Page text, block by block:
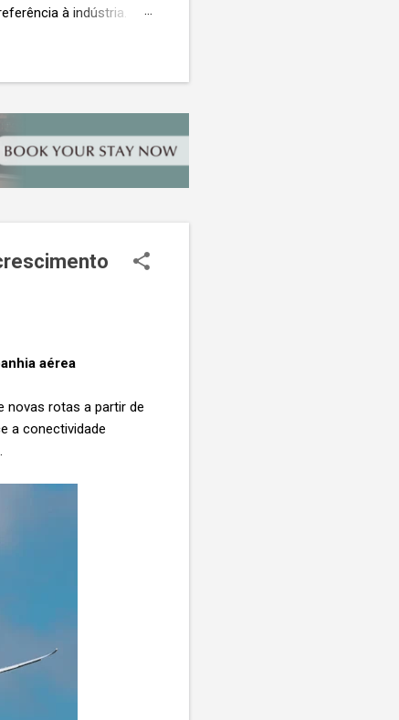
à indústria. (©
30 assentos vendidos,
aérea
novas rotas a partir de
a conectividade